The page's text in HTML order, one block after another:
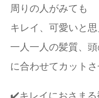
周りの人がみても
キレイ、可愛いと
一人一人の髪質、
に合わせてカット
✔️キレイにおさまる